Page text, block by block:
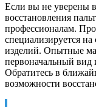
Если вы не уверены
восстановления
профессионалам.
специализируется
изделий. Опытные
первоначальный вид
Обратитесь в
возможности